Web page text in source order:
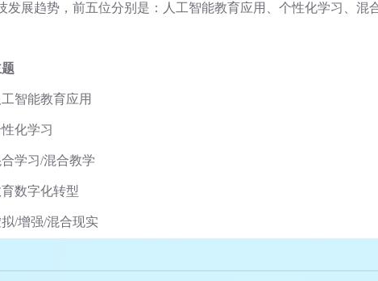
发展趋势，前五位分别是：人工智能教育应用、个性化学习、
工智能教育应用
化学习
学习/混合教学
数字化转型
拟/增强/混合现实